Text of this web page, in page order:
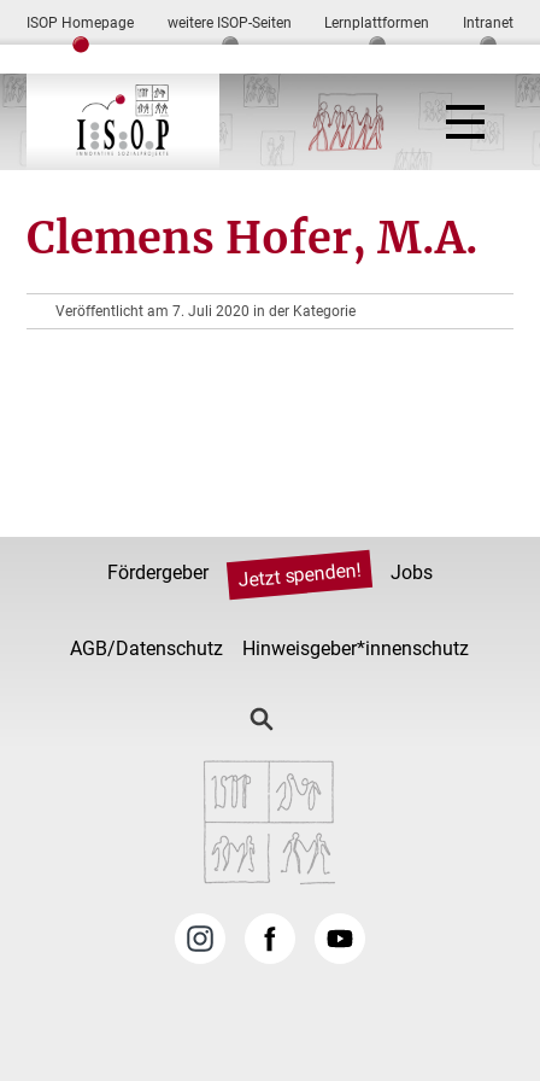
ISOP Homepage weitere ISOP-Seiten Lernplattformen Intranet
Clemens Hofer, M.A.
Veröffentlicht am 7. Juli 2020 in der Kategorie
Fördergeber Jetzt spenden! Jobs
AGB/Datenschutz Hinweisgeber*innenschutz